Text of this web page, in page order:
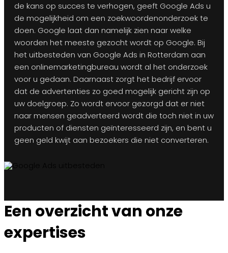
de kans op succes te verhogen, geeft Google Ads u
de mogelijkheid om een zoekwoordenonderzoek te
doen. Google laat dan namelijk zien naar welke
woorden het meeste gezocht wordt op Google. Bij
het uitbesteden van Google Ads in Rotterdam aan
een onlinemarketingbureau wordt al het onderzoek
voor u gedaan. Daarnaast zorgt het bedrijf ervoor
dat de advertenties zo goed mogelijk gericht zijn op
uw doelgroep. Zo wordt ervoor gezorgd dat er niet
naar mensen geadverteerd wordt die toch niet in uw
producten of diensten geïnteresseerd zijn, en bent u
geen geld kwijt aan bezoekers die niet converteren.
Een overzicht van onze
expertises